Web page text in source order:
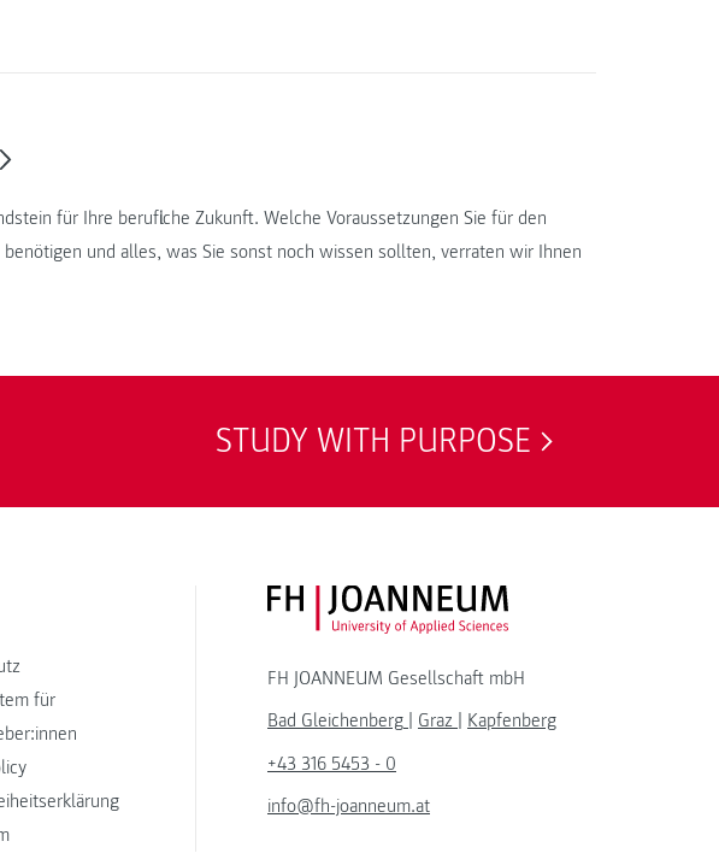
für Ihre berufliche Zukunft. Welche Voraussetzungen Sie für den
und alles, was Sie sonst noch wissen sollten, verraten wir Ihnen
STUDY WITH PURPOSE
für
FH JOANNEUM Logo
FH JOANNEUM Gesellschaft mbH
Bad Gleichenberg
Graz
Kapfenberg
+43 316 5453 - 0
info@fh-joanneum.at